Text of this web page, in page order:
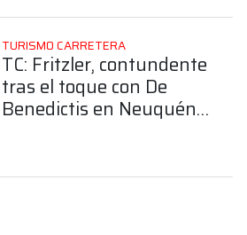
Neuquén
TURISMO CARRETERA
TC: Fritzler, contundente
tras el toque con De
Benedictis en Neuquén: